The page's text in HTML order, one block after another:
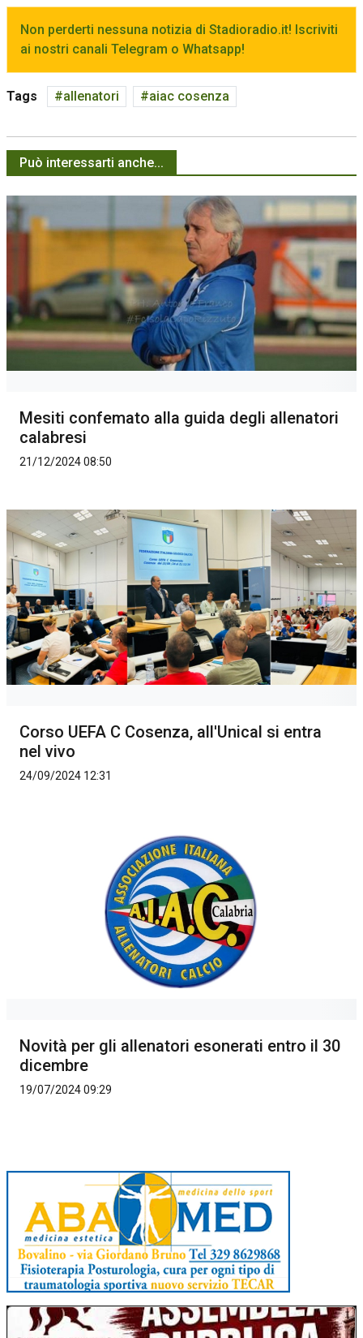
Non perderti nessuna notizia di Stadioradio.it! Iscriviti
ai nostri canali Telegram o Whatsapp!
Tags allenatori aiac cosenza
Può interessarti anche...
Mesiti confemato alla guida degli allenatori
calabresi
21/12/2024 08:50
Corso UEFA C Cosenza, all'Unical si entra
nel vivo
24/09/2024 12:31
Novità per gli allenatori esonerati entro il 30
dicembre
19/07/2024 09:29